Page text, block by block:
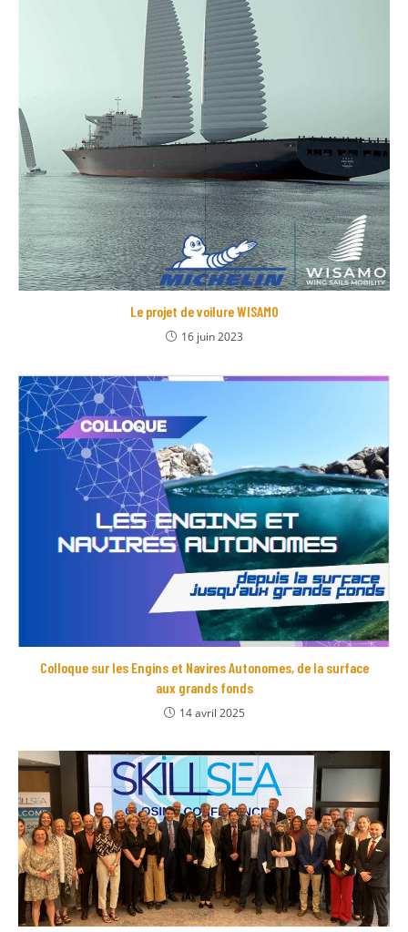
Le projet de voilure WISAMO
16 juin 2023
Colloque sur les Engins et Navires Autonomes, de la surface
aux grands fonds
14 avril 2025